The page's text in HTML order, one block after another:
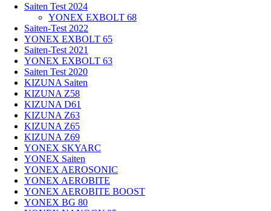
Saiten Test 2024
YONEX EXBOLT 68
Saiten-Test 2022
YONEX EXBOLT 65
Saiten-Test 2021
YONEX EXBOLT 63
Saiten Test 2020
KIZUNA Saiten
KIZUNA Z58
KIZUNA D61
KIZUNA Z63
KIZUNA Z65
KIZUNA Z69
YONEX SKYARC
YONEX Saiten
YONEX AEROSONIC
YONEX AEROBITE
YONEX AEROBITE BOOST
YONEX BG 80